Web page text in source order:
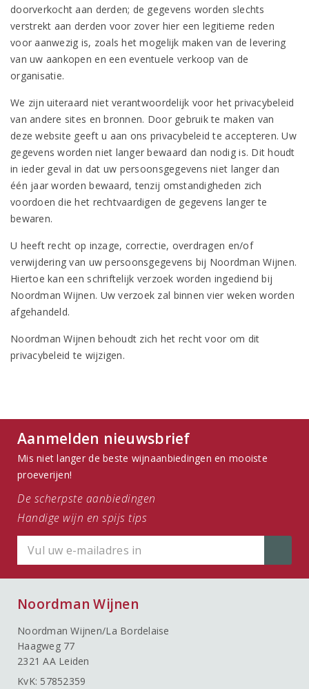
doorverkocht aan derden; de gegevens worden slechts
verstrekt aan derden voor zover hier een legitieme reden
voor aanwezig is, zoals het mogelijk maken van de levering
van uw aankopen en een eventuele verkoop van de
organisatie.
We zijn uiteraard niet verantwoordelijk voor het privacybeleid
van andere sites en bronnen. Door gebruik te maken van
deze website geeft u aan ons privacybeleid te accepteren. Uw
gegevens worden niet langer bewaard dan nodig is. Dit houdt
in ieder geval in dat uw persoonsgegevens niet langer dan
één jaar worden bewaard, tenzij omstandigheden zich
voordoen die het rechtvaardigen de gegevens langer te
bewaren.
U heeft recht op inzage, correctie, overdragen en/of
verwijdering van uw persoonsgegevens bij Noordman Wijnen.
Hiertoe kan een schriftelijk verzoek worden ingediend bij
Noordman Wijnen. Uw verzoek zal binnen vier weken worden
afgehandeld.
Noordman Wijnen behoudt zich het recht voor om dit
privacybeleid te wijzigen.
Aanmelden nieuwsbrief
Mis niet langer de beste wijnaanbiedingen en mooiste
proeverijen!
De scherpste aanbiedingen
Handige wijn en spijs tips
Noordman Wijnen
Noordman Wijnen/La Bordelaise
Haagweg 77
2321 AA Leiden
KvK: 57852359